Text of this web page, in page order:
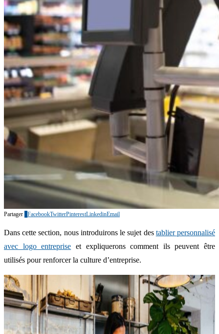
Partager FacebookTwitterPinterestLinkedinEmail
Dans cette section, nous introduirons le sujet des tablier personnalisé
avec logo entreprise et expliquerons comment ils peuvent être
utilisés pour renforcer la culture d’entreprise.